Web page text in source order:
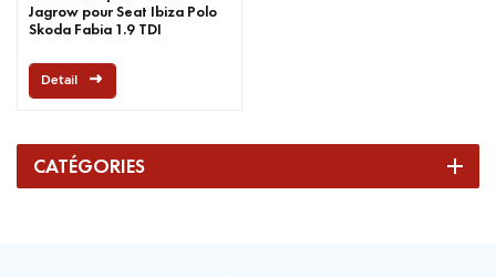
Jagrow pour Seat Ibiza Polo
Skoda Fabia 1.9 TDI
Detail
CATÉGORIES